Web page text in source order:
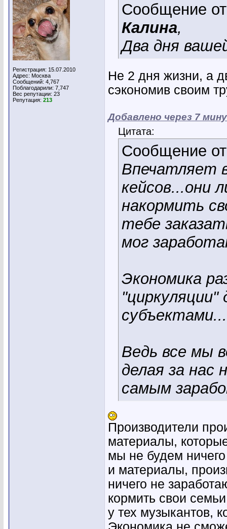
Регистрация: 15.07.2010
Адрес: Москва
Сообщений: 4,767
Поблагодарили: 7,747
Вес репутации: 23
Репутация: 213
Сообщение
Калина,
Два дня
Не 2 дня жизни, а
сэкономив своим
Добавлено через 7
Цитата:
Сообщение
Впечатляет
кейсов...они
накормить
тебе
мог
Экономика
"циркуляции"
субъектами...
Ведь все мы
делая за
самым
Производители
материалы,
мы не будем
и материалы,
ничего не
кормить свои
у тех музыкантов,